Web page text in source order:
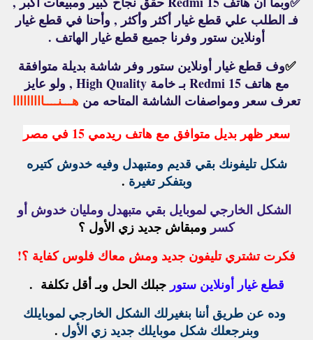
فـ الطلب علي قطع غيار أكثر وأكثر , وأحنا في قطع غيار
أونلاين ستور وفرنا جميع قطع غيار الهاتف .
✅وف قطع غيار أونلاين ستور وفر شاشة بديلة متوافقة
مع هاتف Redmi 15 بـ خامة High Quality , ولو عايز
تعرف سعر ومواصفات الشاشة المتاحه من هـــنــــااااااااا
سعر ظهر بديل متوافق مع هاتف ريدمي 15 في مصر
شكل تليفونك بقي قديم ومتبهدل وفيه خدوش كتيره
وبتفكر تغيرة .
الشكل الخارجي لموبايل بقي متبهدل ومليان خدوش أو
كسر ومبقاش جديد زي الأول ؟
فكرت تشتري تليفون جديد ومش معاك فلوس كفاية ؟!
قطع غيار أونلاين ستور جبلك الحل وبـ أقل تكلفة .
وده عن طريق أننا بنغيرلك الشكل الخارجي لموبايلك
وبنرجعلك شكل موبايلك جديد زي الأول .